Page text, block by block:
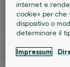
dati di
Obbligo
internet e
cookie» per che
dispositivo o
determinare il
Impressum